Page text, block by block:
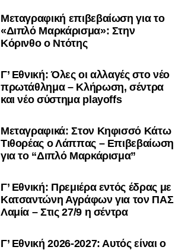
Μεταγραφική επιβεβαίωση για το
«Διπλό Μαρκάρισμα»: Στην
Κόρινθο ο Ντότης
Γ’ Εθνική: Όλες οι αλλαγές στο νέο
πρωτάθλημα – Κλήρωση, σέντρα
και νέο σύστημα playoffs
Μεταγραφικά: Στον Κηφισσό Κάτω
Τιθορέας ο Λάππας – Επιβεβαίωση
για το “Διπλό Μαρκάρισμα”
Γ’ Εθνική: Πρεμιέρα εντός έδρας με
Κατσαντώνη Αγράφων για τον ΠΑΣ
Λαμία – Στις 27/9 η σέντρα
Γ’ Εθνική 2026-2027: Αυτός είναι ο